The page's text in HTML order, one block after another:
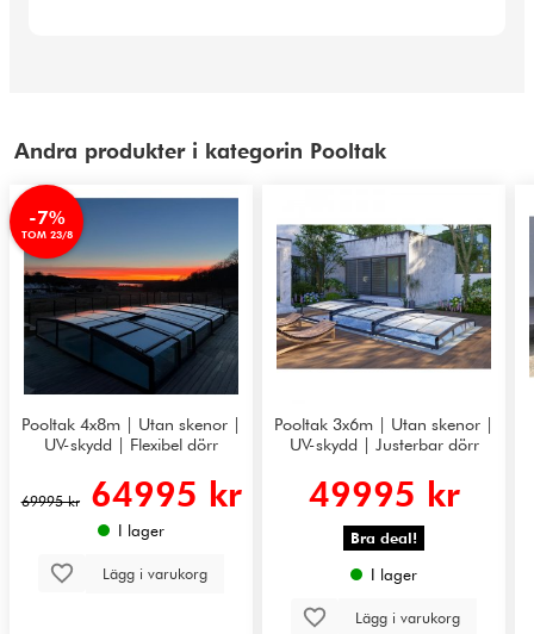
Andra produkter i kategorin Pooltak
-7%
TOM 23/8
Pooltak 4x8m | Utan skenor |
UV-skydd | Flexibel dörr
69995 kr 64995 kr
I lager
Lägg i varukorg
Pooltak 3x6m | Utan skenor |
UV-skydd | Justerbar dörr
49995 kr
Bra deal!
I lager
Lägg i varukorg